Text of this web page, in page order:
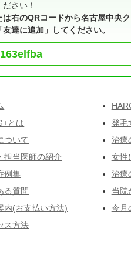
さい！
は右のQRコードから名古屋中央ク
達に追加」してください。
とは
ついて
担当医師の紹介
例集
る質問
内(お支払い方法)
ス方法
発毛
治療
女性
治療
当院
今月